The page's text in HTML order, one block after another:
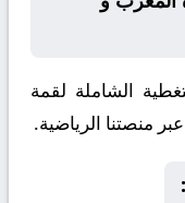
الشاملة لقمة
منصتنا الرياضية.